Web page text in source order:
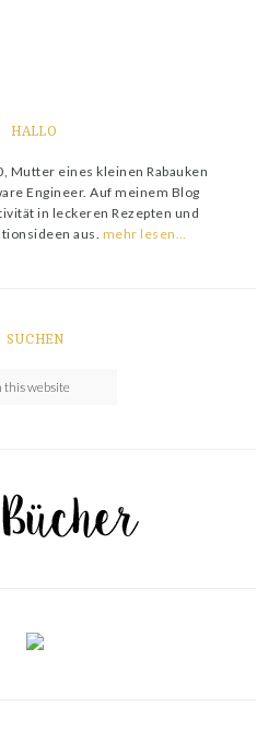
HALLO
Mutter eines kleinen Rabauken
Engineer. Auf meinem Blog
in leckeren Rezepten und
aus. mehr lesen…
SUCHEN